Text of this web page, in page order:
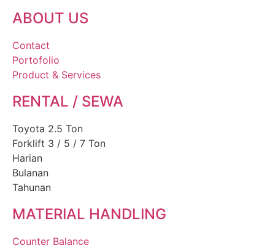
ABOUT US
Contact
Portofolio
Product & Services
RENTAL / SEWA
Toyota 2.5 Ton
Forklift 3 / 5 / 7 Ton
Harian
Bulanan
Tahunan
MATERIAL HANDLING
Counter Balance